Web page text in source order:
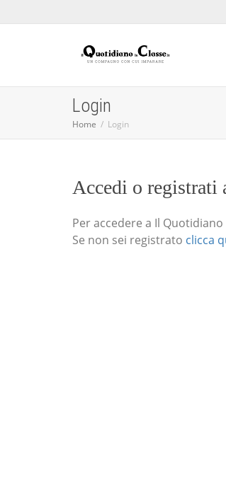
Login
Home Login
Accedi o registrati
Per accedere a Il
Se non sei registrato clicca